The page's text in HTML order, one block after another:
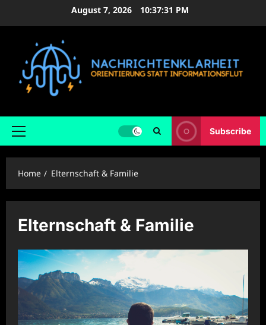
August 7, 2026 10:37:32 PM
Primary
Subscribe
Home Elternschaft & Familie
Elternschaft & Familie